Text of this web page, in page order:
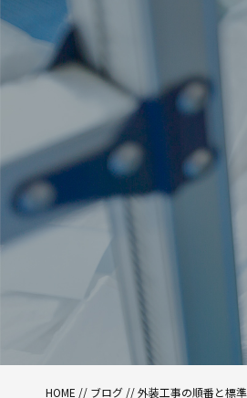
HOME // ブログ // 外装工事の順番と標